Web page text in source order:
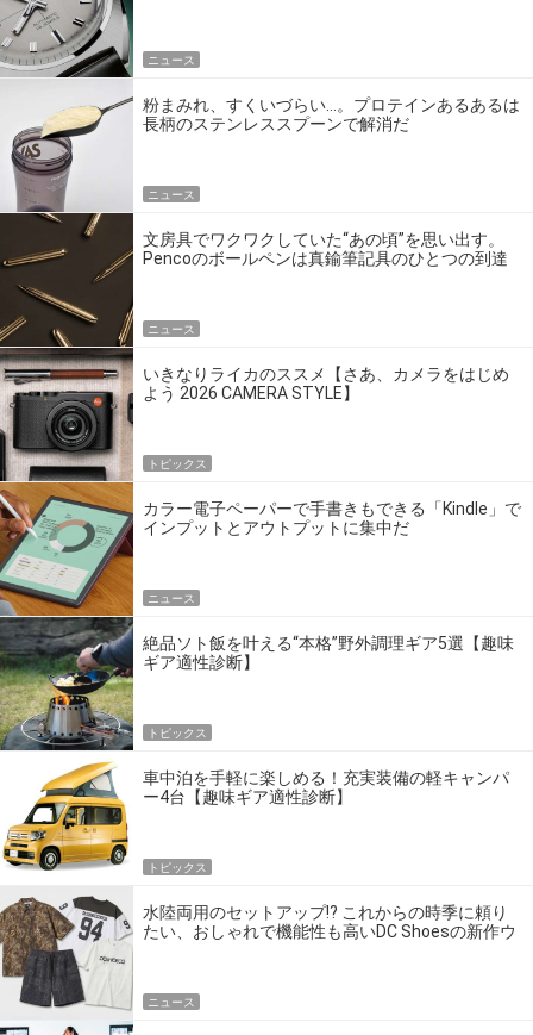
ニュース
粉まみれ、すくいづらい…。プロテインあるあるは
長柄のステンレススプーンで解消だ
ニュース
文房具でワクワクしていた“あの頃”を思い出す。
Pencoのボールペンは真鍮筆記具のひとつの到達
ニュース
いきなりライカのススメ【さあ、カメラをはじめ
よう 2026 CAMERA STYLE】
トピックス
カラー電子ペーパーで手書きもできる「Kindle」で
インプットとアウトプットに集中だ
ニュース
絶品ソト飯を叶える“本格”野外調理ギア5選【趣味
ギア適性診断】
トピックス
車中泊を手軽に楽しめる！充実装備の軽キャンパ
ー4台【趣味ギア適性診断】
トピックス
水陸両用のセットアップ!? これからの時季に頼り
たい、おしゃれで機能性も高いDC Shoesの新作ウ
ニュース